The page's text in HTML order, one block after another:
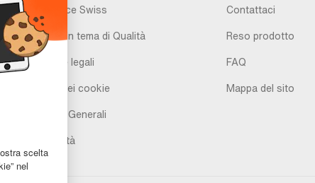
Recommerce Swiss
Promesse in tema di Qualità
Avvertenze legali
Gestione dei cookie
Condizioni Generali
Accessibilità
Contattaci
Reso prodotto
FAQ
Mappa del sito